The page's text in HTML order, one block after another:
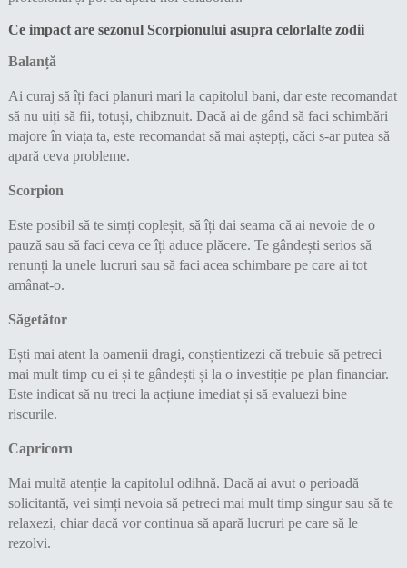
Ce impact are sezonul Scorpionului asupra celorlalte zodii
Balanță
Ai curaj să îți faci planuri mari la capitolul bani, dar este recomandat
să nu uiți să fii, totuși, chibznuit. Dacă ai de gând să faci schimbări
majore în viața ta, este recomandat să mai aștepți, căci s-ar putea să
apară ceva probleme.
Scorpion
Este posibil să te simți copleșit, să îți dai seama că ai nevoie de o
pauză sau să faci ceva ce îți aduce plăcere. Te gândești serios să
renunți la unele lucruri sau să faci acea schimbare pe care ai tot
amânat-o.
Săgetător
Ești mai atent la oamenii dragi, conștientizezi că trebuie să petreci
mai mult timp cu ei și te gândești și la o investiție pe plan financiar.
Este indicat să nu treci la acțiune imediat și să evaluezi bine
riscurile.
Capricorn
Mai multă atenție la capitolul odihnă. Dacă ai avut o perioadă
solicitantă, vei simți nevoia să petreci mai mult timp singur sau să te
relaxezi, chiar dacă vor continua să apară lucruri pe care să le
rezolvi.